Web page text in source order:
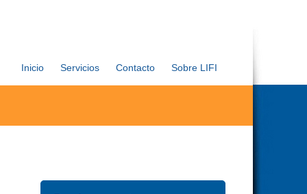
Inicio Servicios Contacto Sobre LIFI